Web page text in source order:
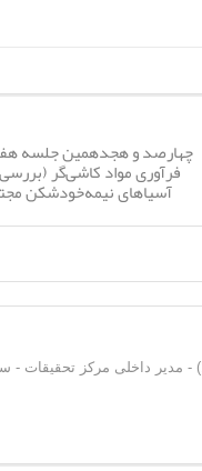
چهارصد و هجدهمین جلسه
فرآوری مواد کاشی‌گر
آسیاهای نیمه‌خودشکن
دکترای فرآوری مواد معدنی از دانشگاه شهید باهنر کرمان